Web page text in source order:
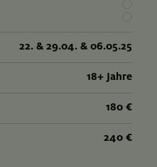
22. & 29.04. & 06.05.25
18+ Jahre
180 €
240 €